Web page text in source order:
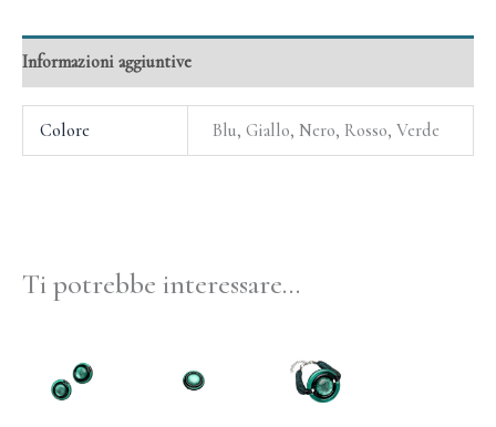
Informazioni aggiuntive
Colore Blu, Giallo, Nero, Rosso, Verde
Ti potrebbe interessare…